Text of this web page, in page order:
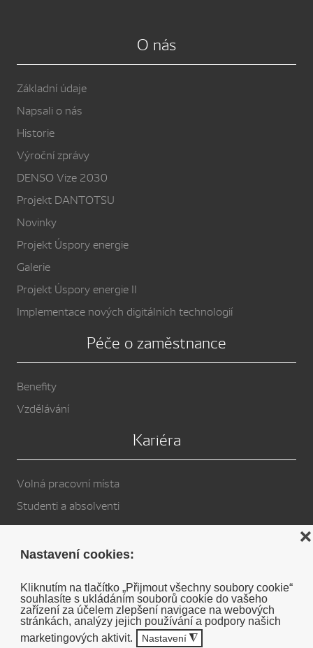
Nastavení cookies:
Kliknutím na tlačítko „Přijmout všechny soubory cookie“
souhlasíte s ukládáním souborů cookie do vašeho
zařízení za účelem zlepšení navigace na webových
stránkách, analýzy jejich používání a podpory našich
marketingových aktivit.
Nastavení ◮
❌
O nás
Základní údaje
Napsali o nás
Historie
Výroční zprávy
DENSO Vize 2030
Projekt DANTOTSU
Novinky
Projekt Úspory energie
Galerie
Projekt Úspory energie II
Implementace nových digitálních technologií
Péče o zaměstnance
Benefity
Vzdělávání
Kariéra
Volná pracovní místa
Studenti a absolventi
Cookies
Soukromé prohlášení o vyloučení odpovědnosti DENSO